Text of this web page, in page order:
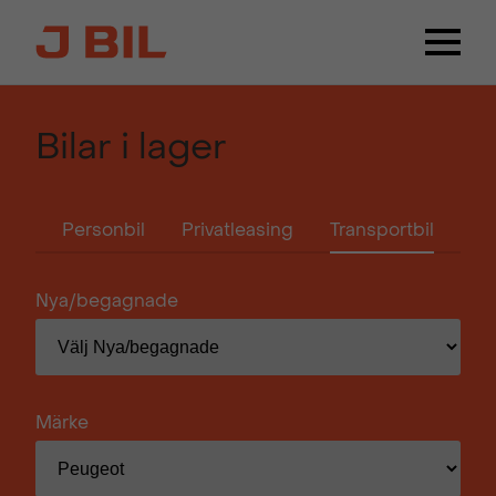
Bilar i lager
Personbil Privatleasing Transportbil
Nya/begagnade
Märke